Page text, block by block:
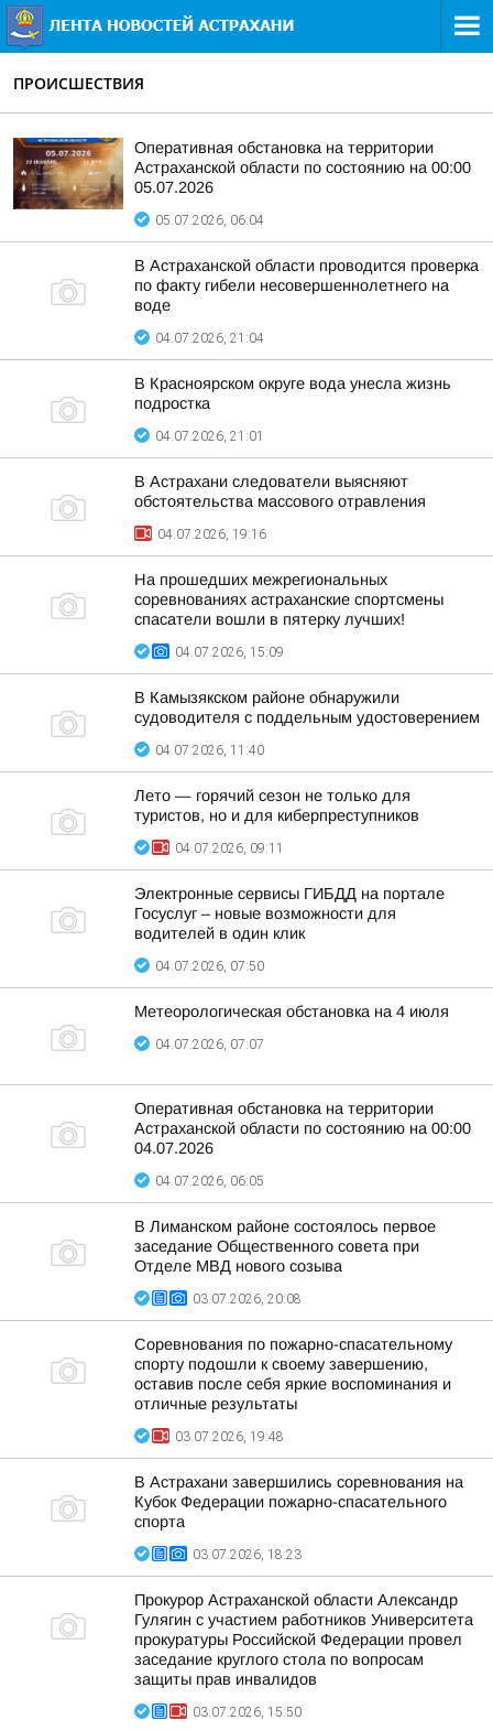
ПРОИСШЕСТВИЯ
Оперативная обстановка на территории
Астраханской области по состоянию на 00:00
05.07.2026
05.07.2026, 06:04
В Астраханской области проводится проверка
по факту гибели несовершеннолетнего на
воде
04.07.2026, 21:04
В Красноярском округе вода унесла жизнь
подростка
04.07.2026, 21:01
В Астрахани следователи выясняют
обстоятельства массового отравления
04.07.2026, 19:16
На прошедших межрегиональных
соревнованиях астраханские спортсмены
спасатели вошли в пятерку лучших!
04.07.2026, 15:09
В Камызякском районе обнаружили
судоводителя с поддельным удостоверением
04.07.2026, 11:40
Лето — горячий сезон не только для
туристов, но и для киберпреступников
04.07.2026, 09:11
Электронные сервисы ГИБДД на портале
Госуслуг – новые возможности для
водителей в один клик
04.07.2026, 07:50
Метеорологическая обстановка на 4 июля
04.07.2026, 07:07
Оперативная обстановка на территории
Астраханской области по состоянию на 00:00
04.07.2026
04.07.2026, 06:05
В Лиманском районе состоялось первое
заседание Общественного совета при
Отделе МВД нового созыва
03.07.2026, 20:08
Соревнования по пожарно-спасательному
спорту подошли к своему завершению,
оставив после себя яркие воспоминания и
отличные результаты
03.07.2026, 19:48
В Астрахани завершились соревнования на
Кубок Федерации пожарно-спасательного
спорта
03.07.2026, 18:23
Прокурор Астраханской области Александр
Гулягин с участием работников Университета
прокуратуры Российской Федерации провел
заседание круглого стола по вопросам
защиты прав инвалидов
03.07.2026, 15:50